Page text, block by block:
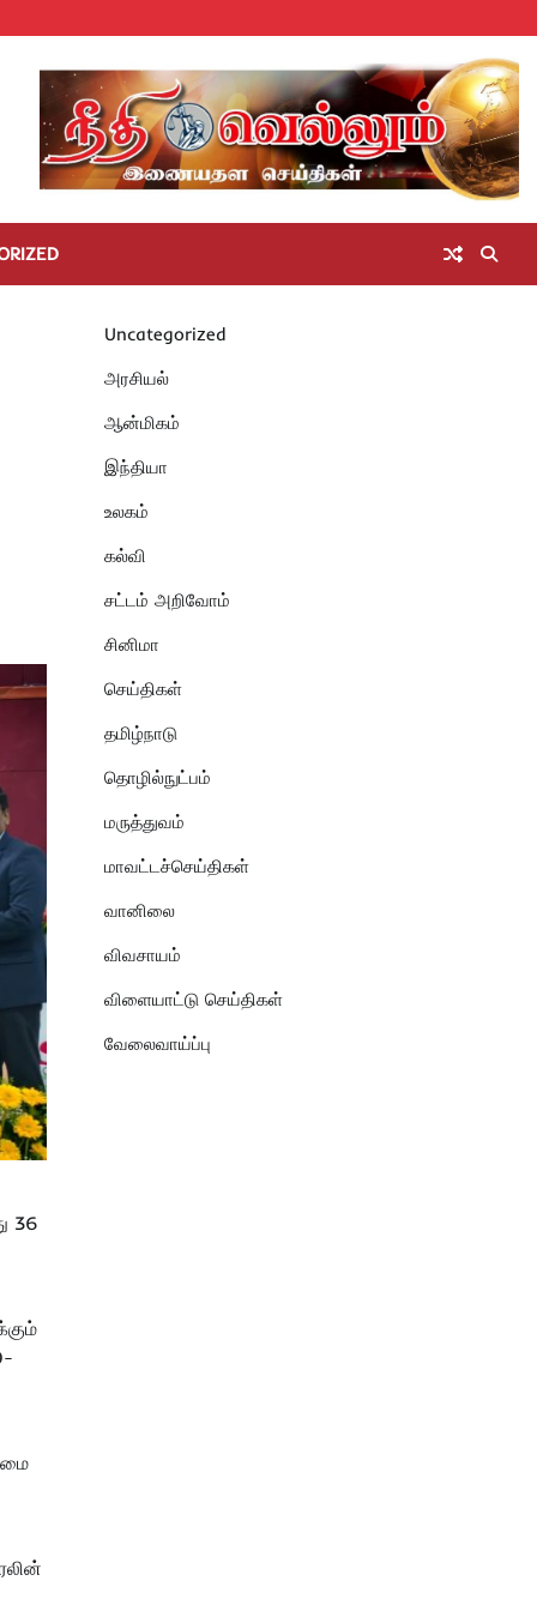
Homeசெய்திகள்
தமிழ்நாடுமாவட்டச்செய்திகள்
அரசியல்ஆன்மிகம்
சட்டம்
அறிவோம்
சினிமா
36
Uncategorized
அரசியல்
ஆன்மிகம்
இந்தியா
உலகம்
கல்வி
சட்டம் அறிவோம்
சினிமா
செய்திகள்
தமிழ்நாடு
தொழில்நுட்பம்
மருத்துவம்
மாவட்டச்செய்திகள்
வானிலை
விவசாயம்
விளையாட்டு செய்திகள்
வேலைவாய்ப்பு